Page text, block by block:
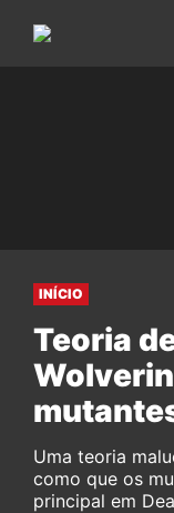
INÍCIO
Teoria
Uma teoria
como que os
principal em